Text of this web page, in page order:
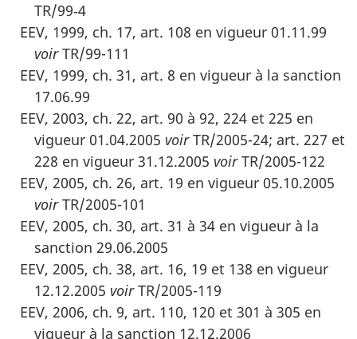
TR/99‑4
EEV, 1999, ch. 17, art. 108 en vigueur 01.11.99
voirTR/99-111
EEV, 1999, ch. 31, art. 8 en vigueur à la sanction
17.06.99
EEV, 2003, ch. 22, art. 90 à 92, 224 et 225 en
vigueur 01.04.2005 voirTR/2005-24; art. 227 et
228 en vigueur 31.12.2005 voirTR/2005-122
EEV, 2005, ch. 26, art. 19 en vigueur 05.10.2005
voirTR/2005-101
EEV, 2005, ch. 30, art. 31 à 34 en vigueur à la
sanction 29.06.2005
EEV, 2005, ch. 38, art. 16, 19 et 138 en vigueur
12.12.2005 voirTR/2005-119
EEV, 2006, ch. 9, art. 110, 120 et 301 à 305 en
vigueur à la sanction 12.12.2006